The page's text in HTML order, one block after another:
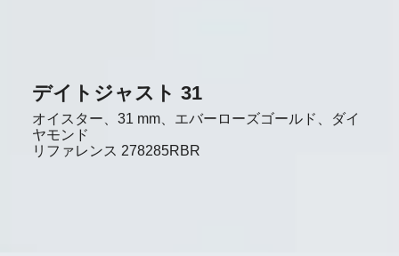
デイトジャスト 31
オイスター、31 mm、エバーローズゴールド、ダイ
ヤモンド
リファレンス 278285RBR